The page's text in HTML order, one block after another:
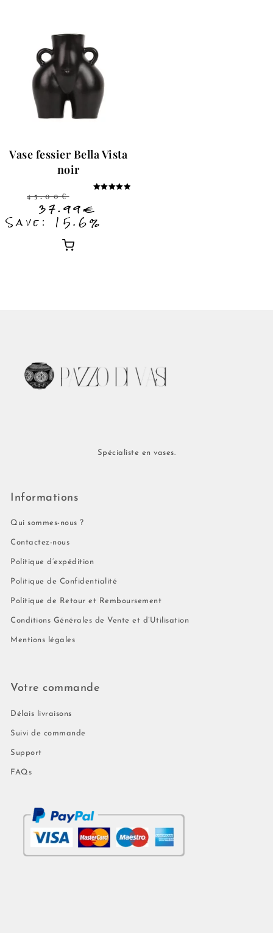
Vase fessier Bella Vista
noir
45.00€
37.99€
Save: 15.6%
Spécialiste en vases.
Informations
Qui sommes-nous ?
Contactez-nous
Politique d’expédition
Politique de Confidentialité
Politique de Retour et Remboursement
Conditions Générales de Vente et d’Utilisation
Mentions légales
Votre commande
Délais livraisons
Suivi de commande
Support
FAQs